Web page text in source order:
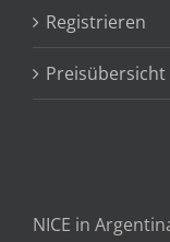
Registrieren
Preisübersicht
NICE in